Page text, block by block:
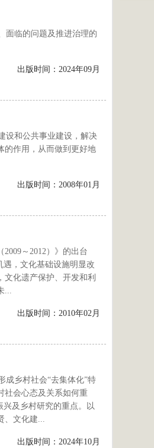
面临的问题及推进治理的
出版时间：2024年09月
设和公共事业建设，解决
的作用，从而做到更好地
出版时间：2008年01月
～2012）》的出台
，文化基础设施明显改
化遗产保护、开发和利
...
出版时间：2010年02月
成乡村社会“去集体化”特
社会心态及关系如何重
兴及乡村研究的重点。以
、文化建...
出版时间：2024年10月